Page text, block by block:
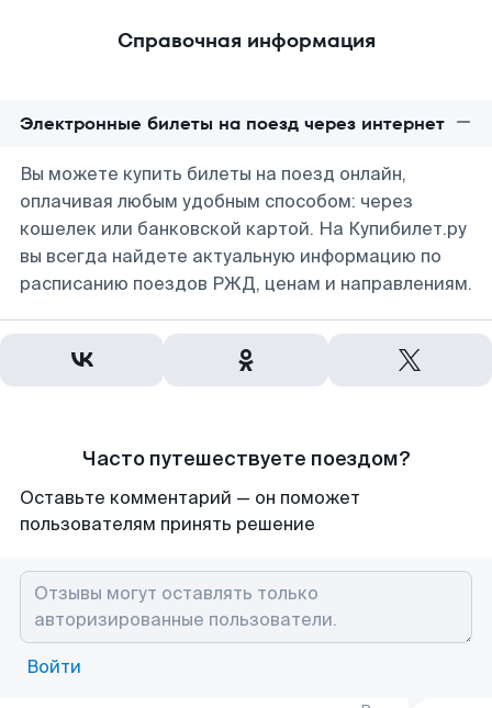
Справочная информация
Электронные билеты на поезд через интернет
Вы можете купить билеты на поезд онлайн,
оплачивая любым удобным способом: через
кошелек или банковской картой. На Купибилет.ру
вы всегда найдете актуальную информацию по
расписанию поездов РЖД, ценам и направлениям.
Часто путешествуете поездом?
Оставьте комментарий — он поможет
пользователям принять решение
Войти